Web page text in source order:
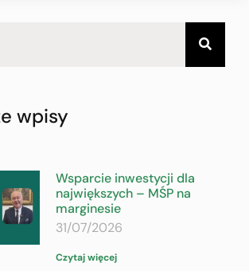
wpisy
Wsparcie inwestycji dla
największych – MŚP na
marginesie
31/07/2026
Czytaj więcej